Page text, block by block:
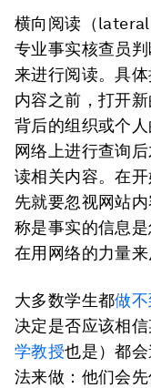
横向阅读 （
专业事实核查员
来进行阅读。具
内容之前，打开
背后的组织或个
网络上进行查询
读相关内容。在
先就要忽视网站
称是事实的信息
在用网络的力量来
大多数学生都做不
决定是否应该相
学教授也是）都
法来做：他们会